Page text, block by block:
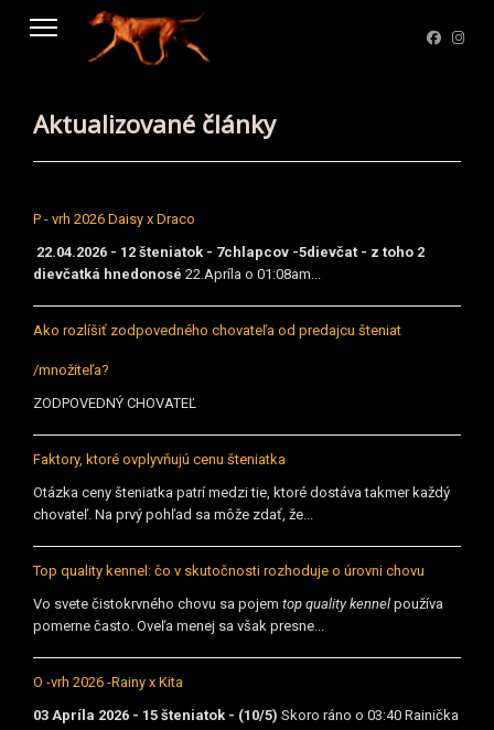
Aktualizované články
P - vrh 2026 Daisy x Draco
22.04.2026 - 12 šteniatok - 7chlapcov -5dievčat - z toho 2
dievčatká hnedonosé 22.Apríla o 01:08am...
Ako rozlíšiť zodpovedného chovateľa od predajcu šteniat
/množiteľa?
ZODPOVEDNÝ CHOVATEĽ
Faktory, ktoré ovplyvňujú cenu šteniatka
Otázka ceny šteniatka patrí medzi tie, ktoré dostáva takmer každý
chovateľ. Na prvý pohľad sa môže zdať, že...
Top quality kennel: čo v skutočnosti rozhoduje o úrovni chovu
Vo svete čistokrvného chovu sa pojem top quality kennel používa
pomerne často. Oveľa menej sa však presne...
O -vrh 2026 -Rainy x Kita
03 Apríla 2026 - 15 šteniatok - (10/5) Skoro ráno o 03:40 Rainička